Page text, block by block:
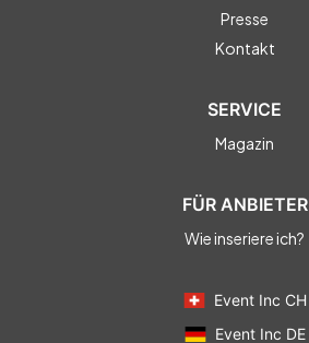
Presse
Kontakt
SERVICE
Magazin
FÜR ANBIETER
Wie inseriere ich?
Event Inc CH
Event Inc DE